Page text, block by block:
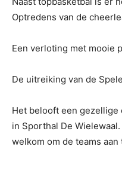
Optredens van de
Een verloting met mooie
De uitreiking van de
Het belooft een
in Sporthal De
welkom om de teams aan